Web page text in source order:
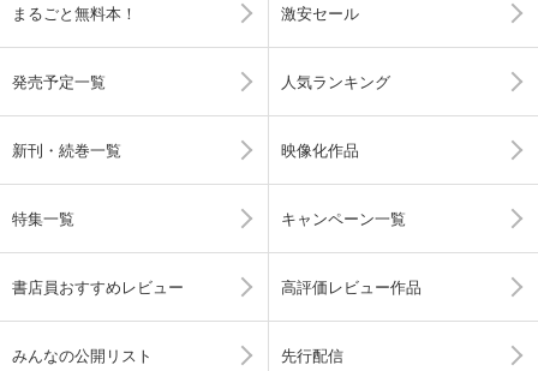
まるごと無料本！ 激安セール
発売予定一覧 人気ランキング
新刊・続巻一覧 映像化作品
特集一覧 キャンペーン一覧
書店員おすすめレビュー 高評価レビュー作品
みんなの公開リスト 先行配信